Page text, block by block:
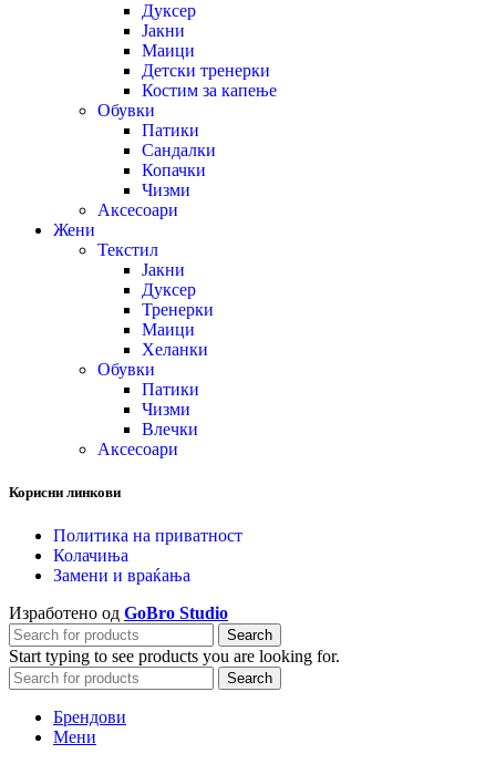
Дуксер
Јакни
Маици
Детски тренерки
Костим за капење
Обувки
Патики
Сандалки
Копачки
Чизми
Аксесоари
Жени
Текстил
Јакни
Дуксер
Тренерки
Маици
Хеланки
Обувки
Патики
Чизми
Влечки
Аксесоари
Корисни линкови
Политика на приватност
Колачиња
Замени и враќања
Изработено од GoBro Studio
Search
Start typing to see products you are looking for.
Search
Брендови
Мени